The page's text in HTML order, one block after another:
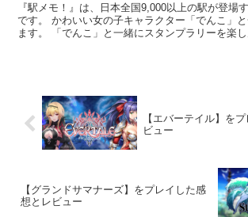
『駅メモ！』は、日本全国9,000以上の駅が登場
です。 かわいい女の子キャラクター「でんこ」
ます。 「でんこ」と一緒にスタンプラリーを楽し
【エバーテイル】を
ビュー
【グランドサマナーズ】をプレイした感
想とレビュー